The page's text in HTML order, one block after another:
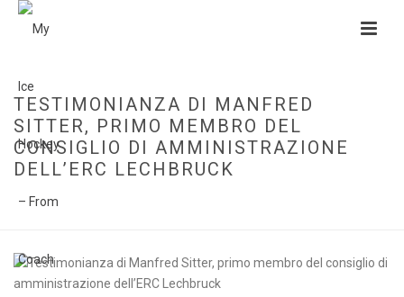
TESTIMONIANZA DI MANFRED
SITTER, PRIMO MEMBRO DEL
CONSIGLIO DI AMMINISTRAZIONE
DELL’ERC LECHBRUCK
HOME»